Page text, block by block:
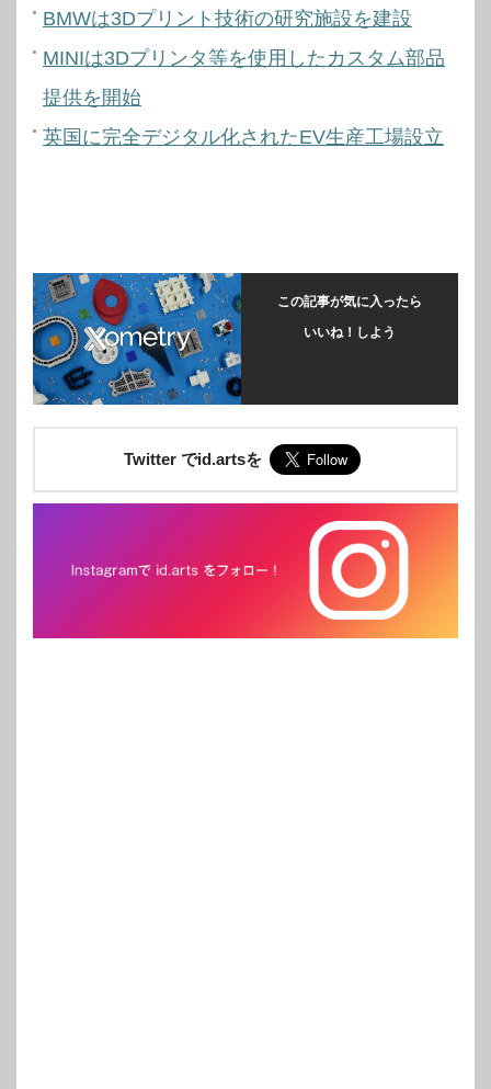
BMWは3Dプリント技術の研究施設を建設
MINIは3Dプリンタ等を使用したカスタム部品
提供を開始
英国に完全デジタル化されたEV生産工場設立
この記事が気に入ったら
いいね！しよう
Twitter でid.artsを